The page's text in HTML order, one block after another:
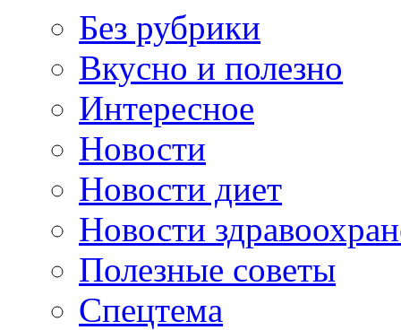
Без рубрики
Вкусно и полезно
Интересное
Новости
Новости диет
Новости
Полезные советы
Спецтема